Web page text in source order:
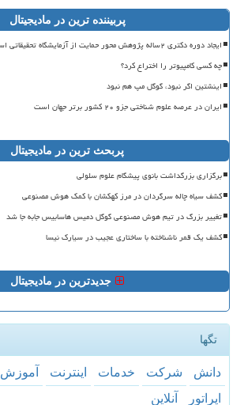
پربیننده ترین در مادیجیتال
ایجاد دوره دکتری ۲ساله پژوهش محور حمایت از آزمایشگاه تحقیقاتی اساتید
چه کسی کامپیوتر را اختراع کرد؟
اینشتین اگر نبود، گوگل مپ هم نبود
ایران در عرصه علوم شناختی جزو ۲۰ کشور برتر جهان است
پربحث ترین در مادیجیتال
برگزاری بزرگداشت بانوی پیشگام علوم سلولی
کشف سیاه چاله سرگردان در مرز کهکشان با کمک هوش مصنوعی
تغییر بزرگ در تیم هوش مصنوعی گوگل دمیس هاسابیس جابه جا شد
کشف یک قمر ناشناخته با ساختاری عجیب در سیارک نیسا
جدیدترین در مادیجیتال
تگها
دانش شركت خدمات اینترنت آموزش
اپراتور
آنلاین